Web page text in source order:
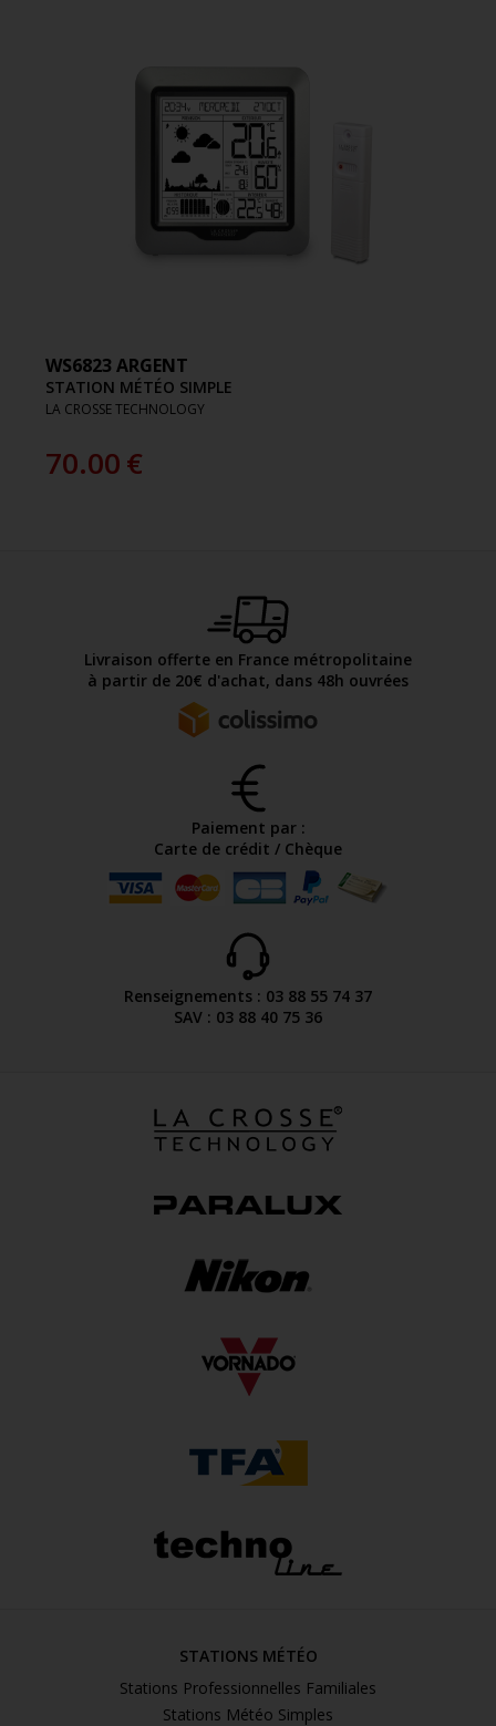
WS6823 ARGENT
STATION MÉTÉO SIMPLE
LA CROSSE TECHNOLOGY
70.00€
Livraison offerte en France métropolitaine
à partir de 20€ d'achat, dans 48h ouvrées
Paiement par :
Carte de crédit / Chèque
Renseignements : 03 88 55 74 37
SAV : 03 88 40 75 36
STATIONS MÉTÉO
Stations Professionnelles Familiales
Stations Météo Simples